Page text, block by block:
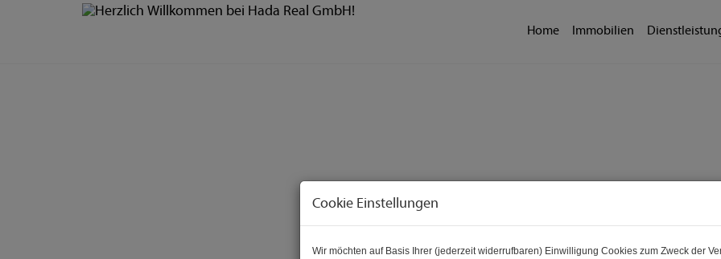
Home Immobilien
Cookie Einstellungen
Wir möchten auf Basis Ihrer (jederzeit widerrufbaren) Einwilligung Cookies zum Zweck der